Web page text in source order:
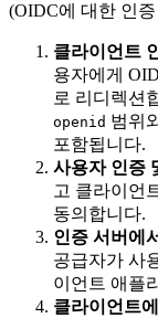
(OIDC에 대한 인
클라이언트
용자에게
로 리디렉션
openid 범위
포함됩니다.
사용자 인증
고 클라이언
동의합니다.
인증 서버에
공급자가 사
이언트 애플
클라이언트